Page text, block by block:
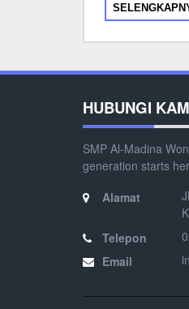
HUBUNGI
SMP Al-Madina
generation starts
Alamat
Telepon
Email